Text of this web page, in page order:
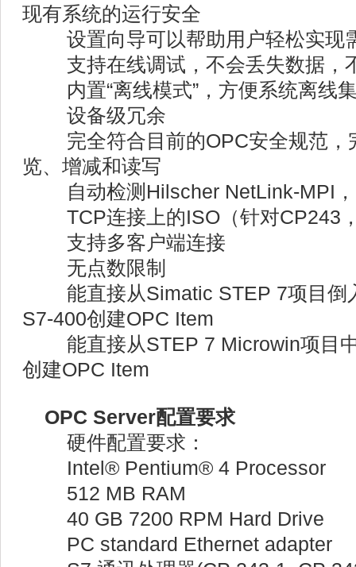
现有系统的运行安全
设置向导可以帮助用户轻松实现
支持在线调试，不会丢失数据，
内置“离线模式”，方便系统离线
设备级冗余
完全符合目前的OPC安全规范，
览、增减和读写
自动检测Hilscher NetLink-MPI，
TCP连接上的ISO（针对CP243
支持多客户端连接
无点数限制
能直接从Simatic STEP 7项目倒
S7-400创建OPC Item
能直接从STEP 7 Microwin项目中
创建OPC Item
OPC Server配置要求
硬件配置要求：
Intel® Pentium® 4 Processor
512 MB RAM
40 GB 7200 RPM Hard Drive
PC standard Ethernet adapter